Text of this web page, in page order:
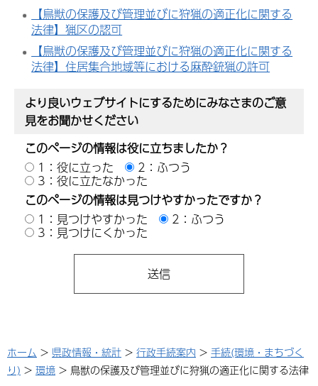
【鳥獣の保護及び管理並びに狩猟の適正化に関する
法律】猟区の認可
【鳥獣の保護及び管理並びに狩猟の適正化に関する
法律】住居集合地域等における麻酔銃猟の許可
より良いウェブサイトにするためにみなさまのご意
見をお聞かせください
このページの情報は役に立ちましたか？
1：役に立った
2：ふつう
3：役に立たなかった
このページの情報は見つけやすかったですか？
1：見つけやすかった
2：ふつう
3：見つけにくかった
ホーム > 県政情報・統計 > 行政手続案内 > 手続(環境・まちづく
り) > 環境 > 鳥獣の保護及び管理並びに狩猟の適正化に関する法律